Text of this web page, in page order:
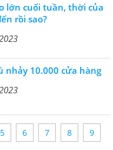
lớn cuối tuần, thời của
rồi sao?
nhảy 10.000 cửa hàng
5 6 7 8
9